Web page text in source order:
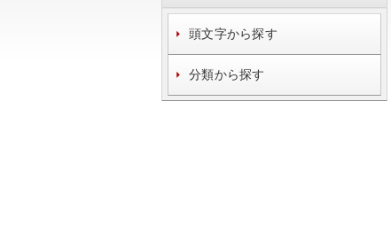
頭文字から探す
分類から探す